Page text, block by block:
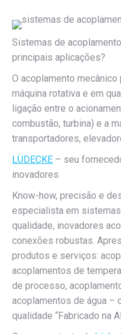
Sistemas de
principais aplicações?
O acoplamento
máquina rotativa e em
ligação entre o
combustão, turbina) e a
transportadores,
LÜDECKE – seu
inovadores
Know-how, precisão e
especialista em
qualidade, inovadores
conexões robustas.
produtos e serviços:
acoplamentos de
de processo,
acoplamentos de água –
qualidade “Fabricado na